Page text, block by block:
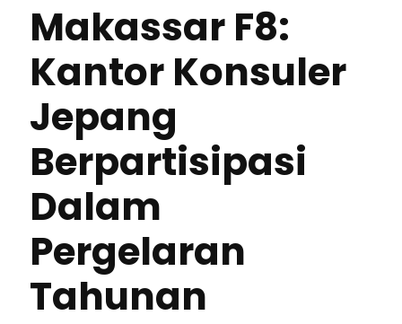
Makassar F8:
Kantor Konsuler
Jepang
Berpartisipasi
Dalam
Pergelaran
Tahunan